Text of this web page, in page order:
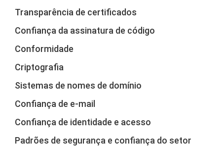
Transparência de certificados
Confiança da assinatura de código
Conformidade
Criptografia
Sistemas de nomes de domínio
Confiança de e-mail
Confiança de identidade e acesso
Padrões de segurança e confiança do setor